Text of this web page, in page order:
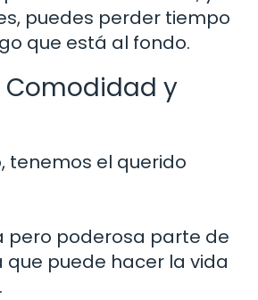
puedes perder tiempo
que está al fondo.
Comodidad y
tenemos el querido
pero poderosa parte de
que puede hacer la vida